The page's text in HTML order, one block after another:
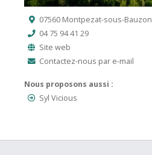
07560 Montpezat-sous-Bauzon
04 75 94 41 29
Site web
Contactez-nous par e-mail
Nous proposons aussi :
Syl Vicious